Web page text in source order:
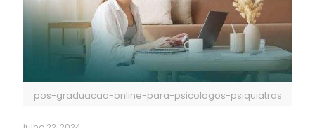
pos-graduacao-online-para-psicologos-psiquiatras